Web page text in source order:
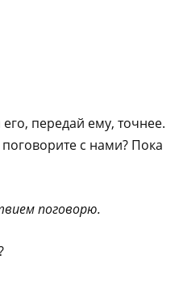
передай ему, точнее.
с нами? Пока
поговорю.